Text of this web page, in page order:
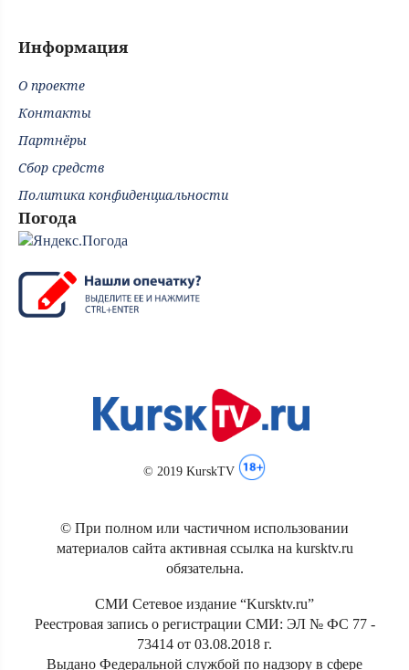
Информация
О проекте
Контакты
Партнёры
Сбор средств
Политика конфиденциальности
Погода
© 2019 KurskTV
© При полном или частичном использовании
материалов сайта активная ссылка на kursktv.ru
обязательна.
СМИ Сетевое издание “Kursktv.ru”
Реестровая запись о регистрации СМИ: ЭЛ № ФС 77 -
73414 от 03.08.2018 г.
Выдано Федеральной службой по надзору в сфере